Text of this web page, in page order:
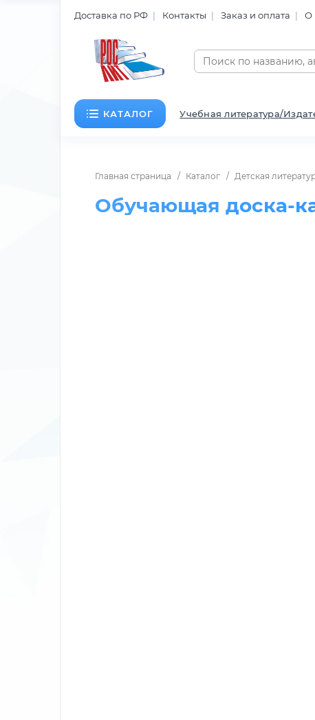
Доставка по РФ Контакты Заказ и оплата О
КАТАЛОГ Учебная литература/
Главная страница Каталог Детская
Обучающая доска-